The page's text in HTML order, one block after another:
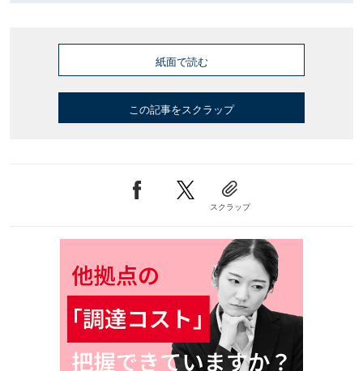
紙面で読む
この記事をスクラップ
スクラップ